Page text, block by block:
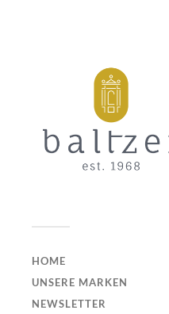
HOME
UNSERE MARKEN
NEWSLETTER